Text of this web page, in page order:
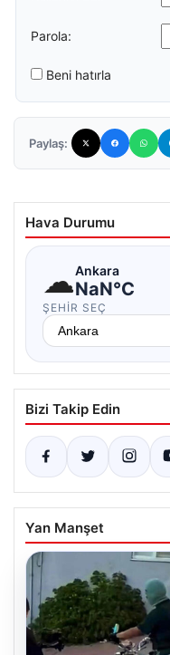
Parola:
Beni hatırla
Paylaş:
Hava Durumu
☁Ankara
NaN°C
ŞEHIR SEÇ
Bizi Takip Edin
Yan Manşet